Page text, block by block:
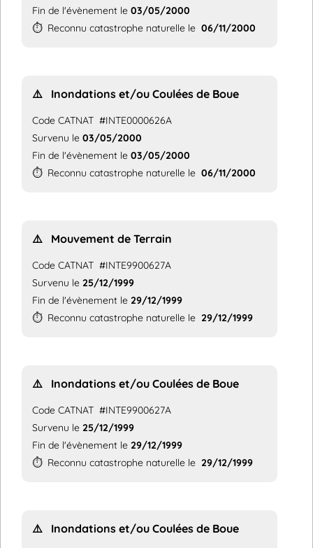
Fin de l'évènement le 03/05/2000
⏱️ Reconnu catastrophe naturelle le 06/11/2000
⚠️ Inondations et/ou Coulées de Boue
Code CATNAT #INTE0000626A
Survenu le 03/05/2000
Fin de l'évènement le 03/05/2000
⏱️ Reconnu catastrophe naturelle le 06/11/2000
⚠️ Mouvement de Terrain
Code CATNAT #INTE9900627A
Survenu le 25/12/1999
Fin de l'évènement le 29/12/1999
⏱️ Reconnu catastrophe naturelle le 29/12/1999
⚠️ Inondations et/ou Coulées de Boue
Code CATNAT #INTE9900627A
Survenu le 25/12/1999
Fin de l'évènement le 29/12/1999
⏱️ Reconnu catastrophe naturelle le 29/12/1999
⚠️ Inondations et/ou Coulées de Boue